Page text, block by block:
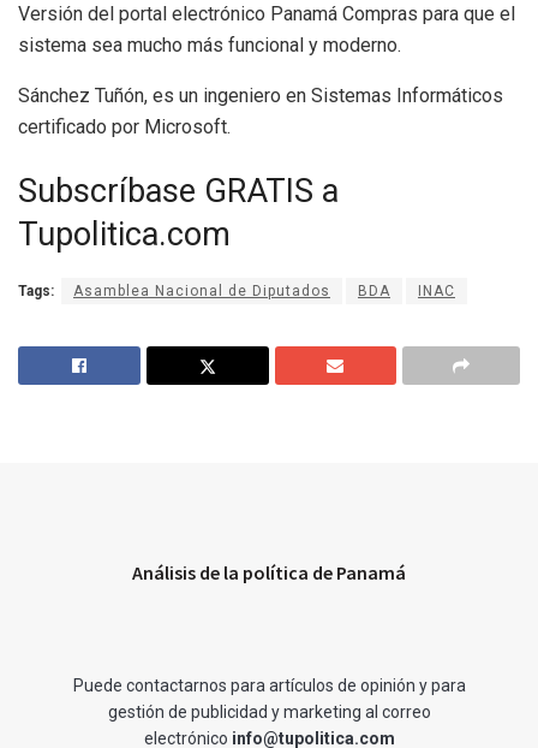
Versión del portal electrónico Panamá Compras para que el
sistema sea mucho más funcional y moderno.
Sánchez Tuñón, es un ingeniero en Sistemas Informáticos
certificado por Microsoft.
Subscríbase GRATIS a
Tupolitica.com
Tags: Asamblea Nacional de Diputados BDA INAC
Análisis de la política de Panamá
Puede contactarnos para artículos de opinión y para
gestión de publicidad y marketing al correo
electrónico info@tupolitica.com